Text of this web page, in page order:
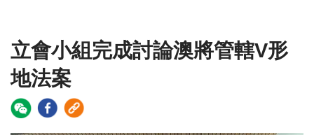
立會小組完成討論澳將管轄V形
地法案